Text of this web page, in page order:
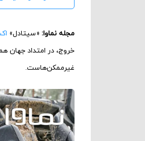
مجله نماوا: «سیتادل»
خروج، در امتداد جهان
غیرممکن‌هاست.